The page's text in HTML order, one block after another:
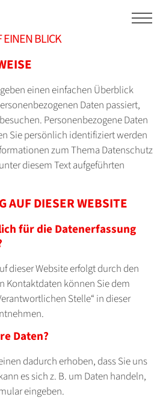
EINEN BLICK
einen einfachen Überblick
Daten passiert,
Personenbezogene Daten
Sie persönlich identifiziert werden
zum Thema Datenschutz
diesem Text aufgeführten
AUF DIESER WEBSITE
für die Datenerfassung
dieser Website erfolgt durch den
Kontaktdaten können Sie dem
Stelle“ in dieser
Daten?
dadurch erhoben, dass Sie uns
es sich z. B. um Daten handeln,
eingeben.